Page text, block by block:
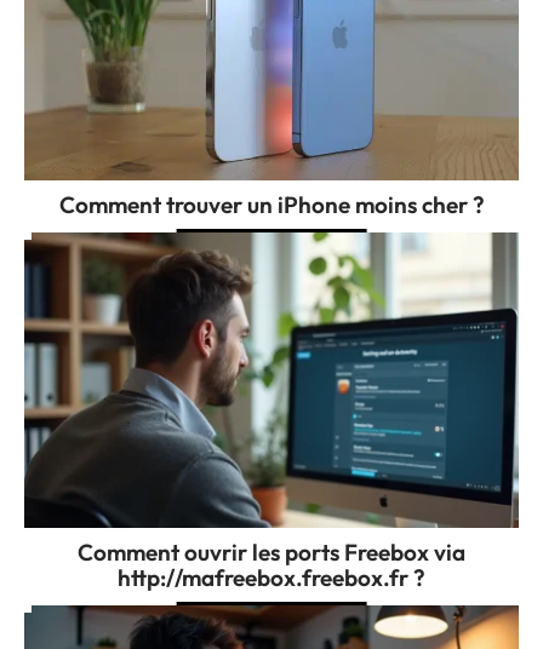
Comment trouver un iPhone moins cher ?
Comment ouvrir les ports Freebox via
http://mafreebox.freebox.fr ?